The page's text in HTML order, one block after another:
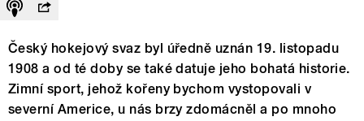
Český hokejový svaz byl úředně uznán 19. listopadu
1908 a od té doby se také datuje jeho bohatá historie.
Zimní sport, jehož kořeny bychom vystopovali v
severní Americe, u nás brzy zdomácněl a po mnoho